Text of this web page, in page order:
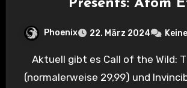
Presents: Atom
Phoenix 22. März 2024
Aktuell gibt es Call of the Wild: The Angler™
(normalerweise 29,99) und